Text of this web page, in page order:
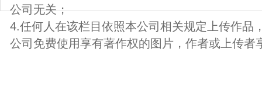
公司无关；
4.任何人在该栏目依照本公司相关规定上传作品
公司免费使用享有著作权的图片，作者或上传者